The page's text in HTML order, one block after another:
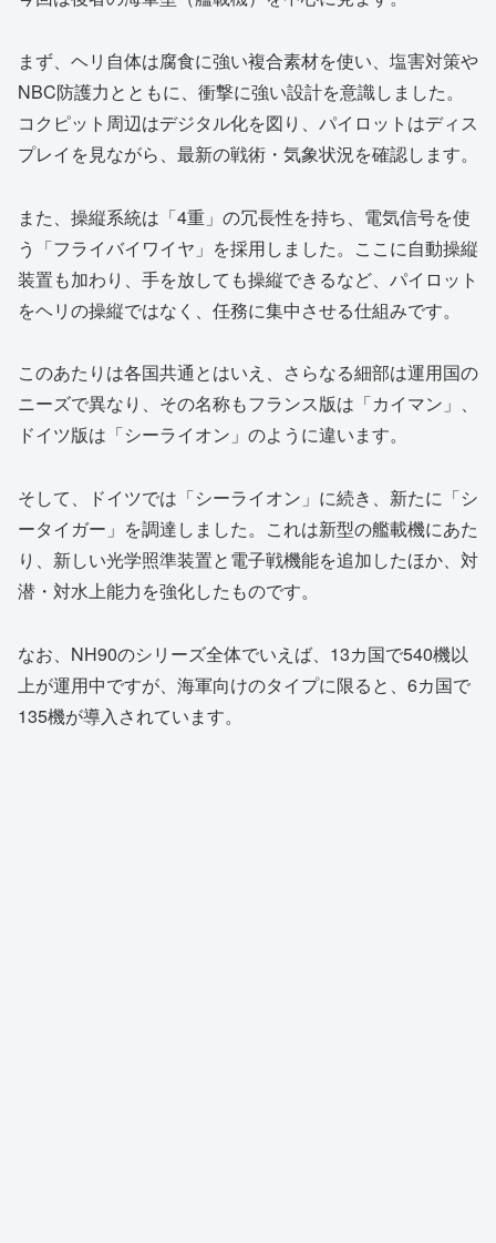
まず、ヘリ自体は腐食に強い複合素材を使い、塩害対策や
NBC防護力とともに、衝撃に強い設計を意識しました。
コクピット周辺はデジタル化を図り、パイロットはディス
プレイを見ながら、最新の戦術・気象状況を確認します。
また、操縦系統は「4重」の冗長性を持ち、電気信号を使
う「フライバイワイヤ」を採用しました。ここに自動操縦
装置も加わり、手を放しても操縦できるなど、パイロット
をヘリの操縦ではなく、任務に集中させる仕組みです。
このあたりは各国共通とはいえ、さらなる細部は運用国の
ニーズで異なり、その名称もフランス版は「カイマン」、
ドイツ版は「シーライオン」のように違います。
そして、ドイツでは「シーライオン」に続き、新たに「シ
ータイガー」を調達しました。これは新型の艦載機にあた
り、新しい光学照準装置と電子戦機能を追加したほか、対
潜・対水上能力を強化したものです。
なお、NH90のシリーズ全体でいえば、13カ国で540機以
上が運用中ですが、海軍向けのタイプに限ると、6カ国で
135機が導入されています。